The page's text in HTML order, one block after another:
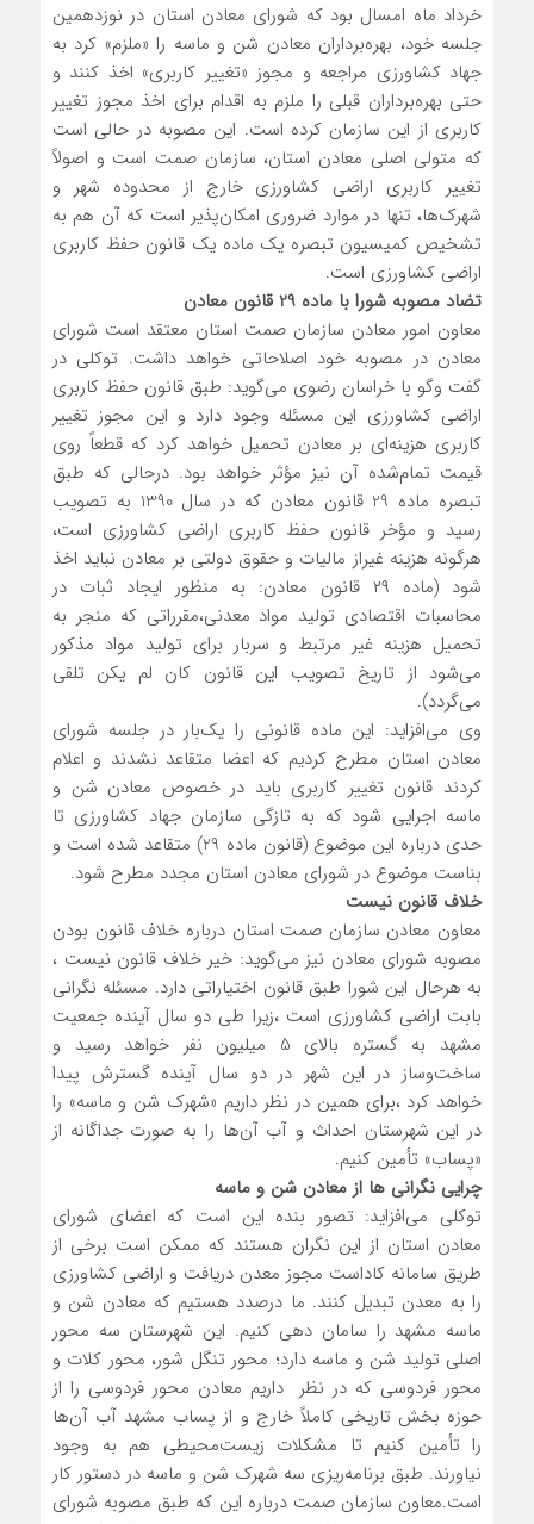
خرداد ماه امسال بود که شورای معادن استان در نوزدهمین
جلسه خود، بهره‌برداران معادن شن و ماسه را «ملزم» کرد به
جهاد کشاورزی مراجعه و مجوز «تغییر کاربری» اخذ کنند و
حتی بهره‌برداران قبلی را ملزم به اقدام برای اخذ مجوز تغییر
کاربری از این سازمان کرده است. این مصوبه در حالی است
که متولی اصلی معادن استان، سازمان صمت است و اصولاً
تغییر کاربری اراضی کشاورزی خارج از محدوده شهر و
شهرک‌ها، تنها در موارد ضروری امکان‌پذیر است که آن هم به
تشخیص کمیسیون تبصره یک ماده یک قانون حفظ کاربری
اراضی کشاورزی است.
تضاد مصوبه شورا با ماده 29 قانون معادن
معاون امور معادن سازمان صمت استان معتقد است شورای
معادن در مصوبه خود اصلاحاتی خواهد داشت. توکلی در
گفت وگو با خراسان رضوی می‌گوید: طبق قانون حفظ کاربری
اراضی کشاورزی این مسئله وجود دارد و این مجوز تغییر
کاربری هزینه‌ای بر معادن تحمیل خواهد کرد که قطعاً روی
قیمت تمام‌شده آن نیز مؤثر خواهد بود. درحالی‌ که طبق
تبصره ماده 29 قانون معادن که در سال 1390 به تصویب
رسید و مؤخر قانون حفظ کاربری اراضی کشاورزی است،
هرگونه هزینه غیراز مالیات و حقوق دولتی بر معادن نباید اخذ
شود (ماده ۲۹ قانون معادن: به ‌منظور ایجاد ثبات در
محاسبات اقتصادی تولید مواد معدنی،مقرراتی که منجر به
تحمیل هزینه غیر مرتبط و سربار برای تولید مواد مذکور
می‌شود از تاریخ تصویب این قانون کان لم یکن تلقی
می‌گردد).
وی می‌افزاید: این ماده ‌قانونی را یک‌بار در جلسه شورای
معادن استان مطرح کردیم که اعضا متقاعد نشدند و اعلام
کردند قانون تغییر کاربری باید در خصوص معادن شن و
ماسه اجرایی شود که به تازگی سازمان جهاد کشاورزی تا
حدی درباره این موضوع (قانون ماده 29) متقاعد شده است و
بناست موضوع در شورای معادن استان مجدد مطرح شود.
خلاف قانون نیست
معاون معادن سازمان صمت استان درباره خلاف قانون بودن
مصوبه شورای معادن نیز می‌گوید: خیر خلاف قانون نیست ،
به ‌هرحال این شورا طبق قانون اختیاراتی دارد. مسئله نگرانی
بابت اراضی کشاورزی است ،زیرا طی دو سال آینده جمعیت
مشهد به گستره بالای 5 میلیون نفر خواهد رسید و
ساخت‌وساز در این شهر در دو سال آینده گسترش پیدا
خواهد کرد ،برای همین در نظر داریم «شهرک شن و ماسه» را
در این شهرستان احداث و آب آن‌ها را به ‌صورت جداگانه از
«پساب» تأمین کنیم.
چرایی نگرانی ها از معادن شن و ماسه
توکلی می‌افزاید: تصور بنده این است که اعضای شورای
معادن استان از این نگران هستند که ممکن است برخی از
طریق سامانه کاداست مجوز معدن دریافت و اراضی کشاورزی
را به معدن تبدیل کنند. ما درصدد هستیم که معادن شن و
ماسه مشهد را سامان دهی کنیم. این شهرستان سه محور
اصلی تولید شن و ماسه دارد؛ محور تنگل شور، محور کلات و
محور فردوسی که در نظر داریم معادن محور فردوسی را از
حوزه بخش تاریخی کاملاً خارج و از پساب مشهد آب آن‌ها
را تأمین کنیم تا مشکلات زیست‌محیطی هم به وجود
نیاورند. طبق برنامه‌ریزی سه شهرک شن و ماسه در دستور کار
است.معاون سازمان صمت درباره این که طبق مصوبه شورای